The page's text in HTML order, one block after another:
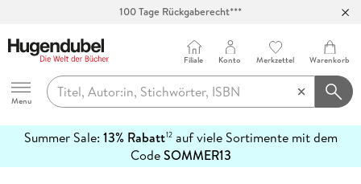
100 Tage Rückgaberecht***
Hugendubel
Menu
Filiale Konto Merkzettel Warenkorb
Summer Sale: 13% Rabatt12auf viele Sortimente mit dem
CodeSOMMER13
erfahren